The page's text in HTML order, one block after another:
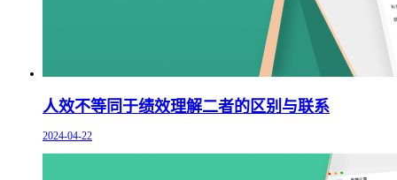
人效不等同于绩效理解二者的区别与联系
2024-04-22